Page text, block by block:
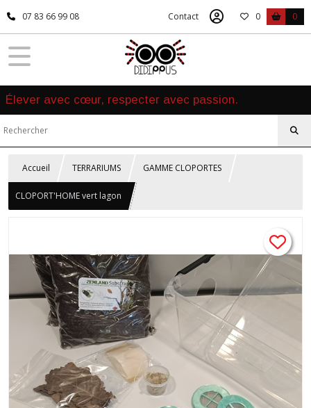
07 83 66 99 08 Contact 0 0
Élever avec cœur, respecter avec passion.
Accueil TERRARIUMS GAMME CLOPORTES
CLOPORT'HOME vert lagon